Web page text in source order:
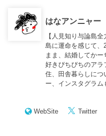
はなアンニャー
【人見知り与論島
島に運命を感じて
まま、結婚してか
好きぴちぴちのア
住、田舎暮らしにつ
ー、インスタグラム
WebSite Twitter